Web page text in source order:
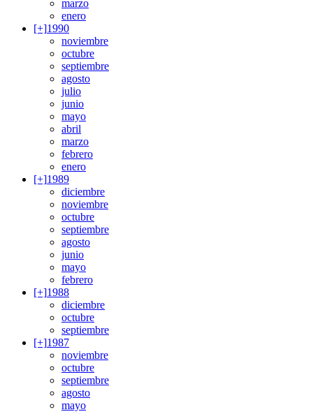
marzo
enero
[+]1990
noviembre
octubre
septiembre
agosto
julio
junio
mayo
abril
marzo
febrero
enero
[+]1989
diciembre
noviembre
octubre
septiembre
agosto
junio
mayo
febrero
[+]1988
diciembre
octubre
septiembre
[+]1987
noviembre
octubre
septiembre
agosto
mayo